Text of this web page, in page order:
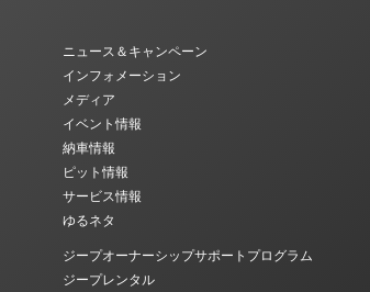
ニュース＆キャンペーン
インフォメーション
メディア
イベント情報
納車情報
ピット情報
サービス情報
ゆるネタ
ジープオーナーシップサポートプログラム
ジープレンタル